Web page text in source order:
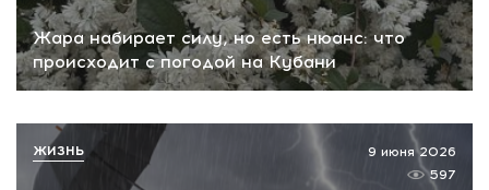
Жара набирает силу, но есть нюанс: что
происходит с погодой на Кубани
9 июня 2026
597
ЖИЗНЬ